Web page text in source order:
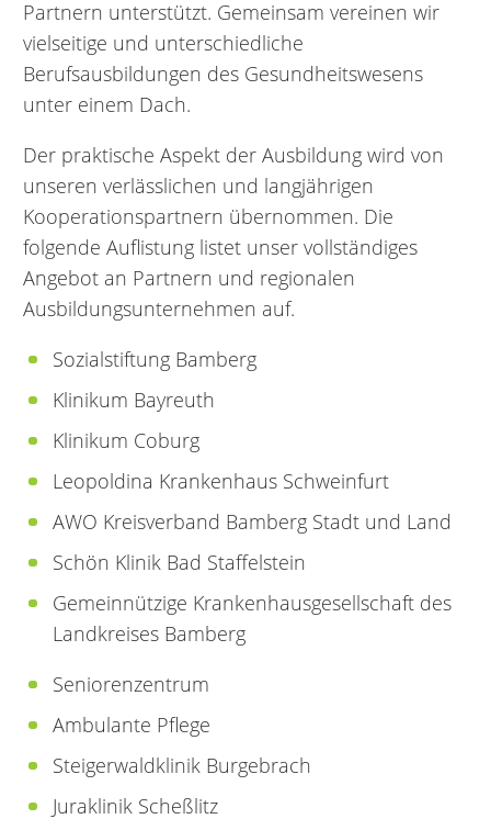
Partnern unterstützt. Gemeinsam vereinen wir
vielseitige und unterschiedliche
Berufsausbildungen des Gesundheitswesens
unter einem Dach.
Der praktische Aspekt der Ausbildung wird von
unseren verlässlichen und langjährigen
Kooperationspartnern übernommen. Die
folgende Auflistung listet unser vollständiges
Angebot an Partnern und regionalen
Ausbildungsunternehmen auf.
Sozialstiftung Bamberg
Klinikum Bayreuth
Klinikum Coburg
Leopoldina Krankenhaus Schweinfurt
AWO Kreisverband Bamberg Stadt und Land
Schön Klinik Bad Staffelstein
Gemeinnützige Krankenhausgesellschaft des
Landkreises Bamberg
Seniorenzentrum
Ambulante Pflege
Steigerwaldklinik Burgebrach
Juraklinik Scheßlitz